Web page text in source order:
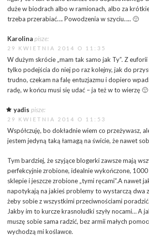
duże w biodrach albo w ramionach, albo za
trzeba przerabiać…. Powodzenia w szyciu….. 🙂
Karolinapisze:
29 KWIETNIA 2014 O 11:35
W dużym skrócie „mam tak samo jak Ty”. Z
tylko podejścia do niej po raz kolejny, jak do
trudno, czekam na falę entuzjazmu i dopiero
radę, w końcu musi się udać – ja też w to wierzę 🙂
yadis pisze:
29 KWIETNIA 2014 O 11:53
Współczuję, bo dokładnie wiem co przeżywasz,
jestem jedyną taką łamagą na świcie, że nawet
Tym bardziej, że szyjące blogerki zawsze mają
perfekcyjnie zrobione, idealnie wykończone,
sklepie i jeszcze zrobione „tymi ręcami”.A nawet
napotykają na jakieś problemy to wystarczą dwa
żeby sobie z wszystkimi przeciwnościami
Jakby im to kurcze krasnoludki szyły nocami… A
muszę sobie sama radzić, bez armii małych
wychodzą mi koślawce.